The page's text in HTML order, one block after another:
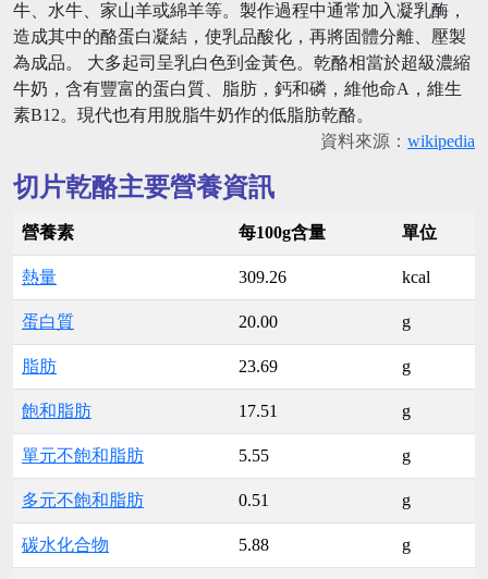
牛、水牛、家山羊或綿羊等。製作過程中通常加入凝乳酶，
造成其中的酪蛋白凝結，使乳品酸化，再將固體分離、壓製
為成品。 大多起司呈乳白色到金黃色。乾酪相當於超級濃縮
牛奶，含有豐富的蛋白質、脂肪，鈣和磷，維他命A，維生
素B12。現代也有用脫脂牛奶作的低脂肪乾酪。
資料來源： wikipedia
切片乾酪主要營養資訊
營養素 每100g含量 單位
熱量 309.26 kcal
蛋白質 20.00 g
脂肪 23.69 g
飽和脂肪 17.51 g
單元不飽和脂肪 5.55 g
多元不飽和脂肪 0.51 g
碳水化合物 5.88 g